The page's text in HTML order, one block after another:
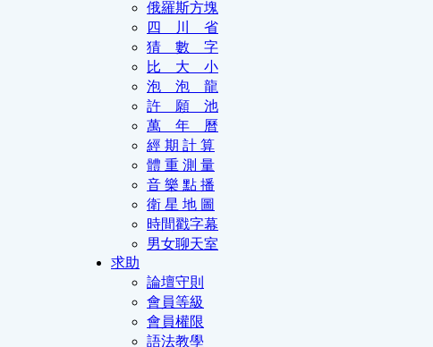
俄羅斯方塊
四 川 省
猜 數 字
比 大 小
泡 泡 龍
許 願 池
萬 年 曆
經 期 計 算
體 重 測 量
音 樂 點 播
衛 星 地 圖
時間戳字幕
男女聊天室
求助
論壇守則
會員等級
會員權限
語法教學